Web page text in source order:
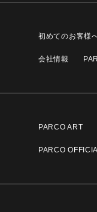
初めてのお客様
会社情報
PARCO ART
PARCO